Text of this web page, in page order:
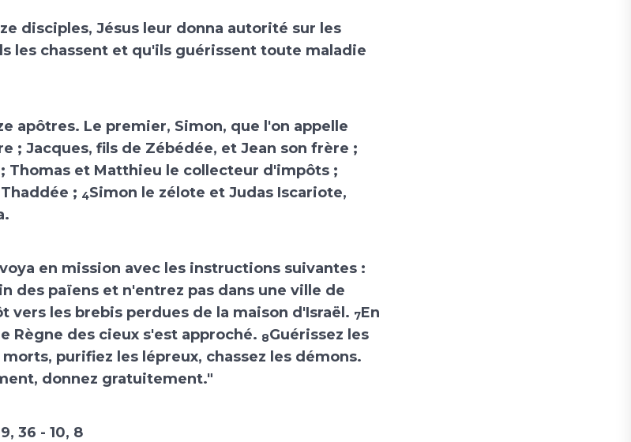
disciples, Jésus leur donna autorité sur les
les chassent et qu'ils guérissent toute maladie
apôtres. Le premier, Simon, que l'on appelle
; Jacques, fils de Zébédée, et Jean son frère ;
Thomas et Matthieu le collecteur d'impôts ;
; 4Simon le zélote et Judas Iscariote,
en mission avec les instructions suivantes :
des païens et n'entrez pas dans une ville de
vers les brebis perdues de la maison d'Israël. 7En
Règne des cieux s'est approché. 8Guérissez les
purifiez les lépreux, chassez les démons.
donnez gratuitement."
36 - 10, 8